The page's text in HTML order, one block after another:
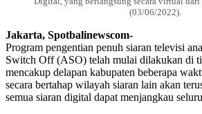
(03/06/2022).
Jakarta, Spotbalinewscom-
Program pengentian penuh siaran televisi
Switch Off (ASO) telah mulai dilakukan di
mencakup delapan kabupaten beberapa
secara bertahap wilayah siaran lain akan
semua siaran digital dapat menjangkau